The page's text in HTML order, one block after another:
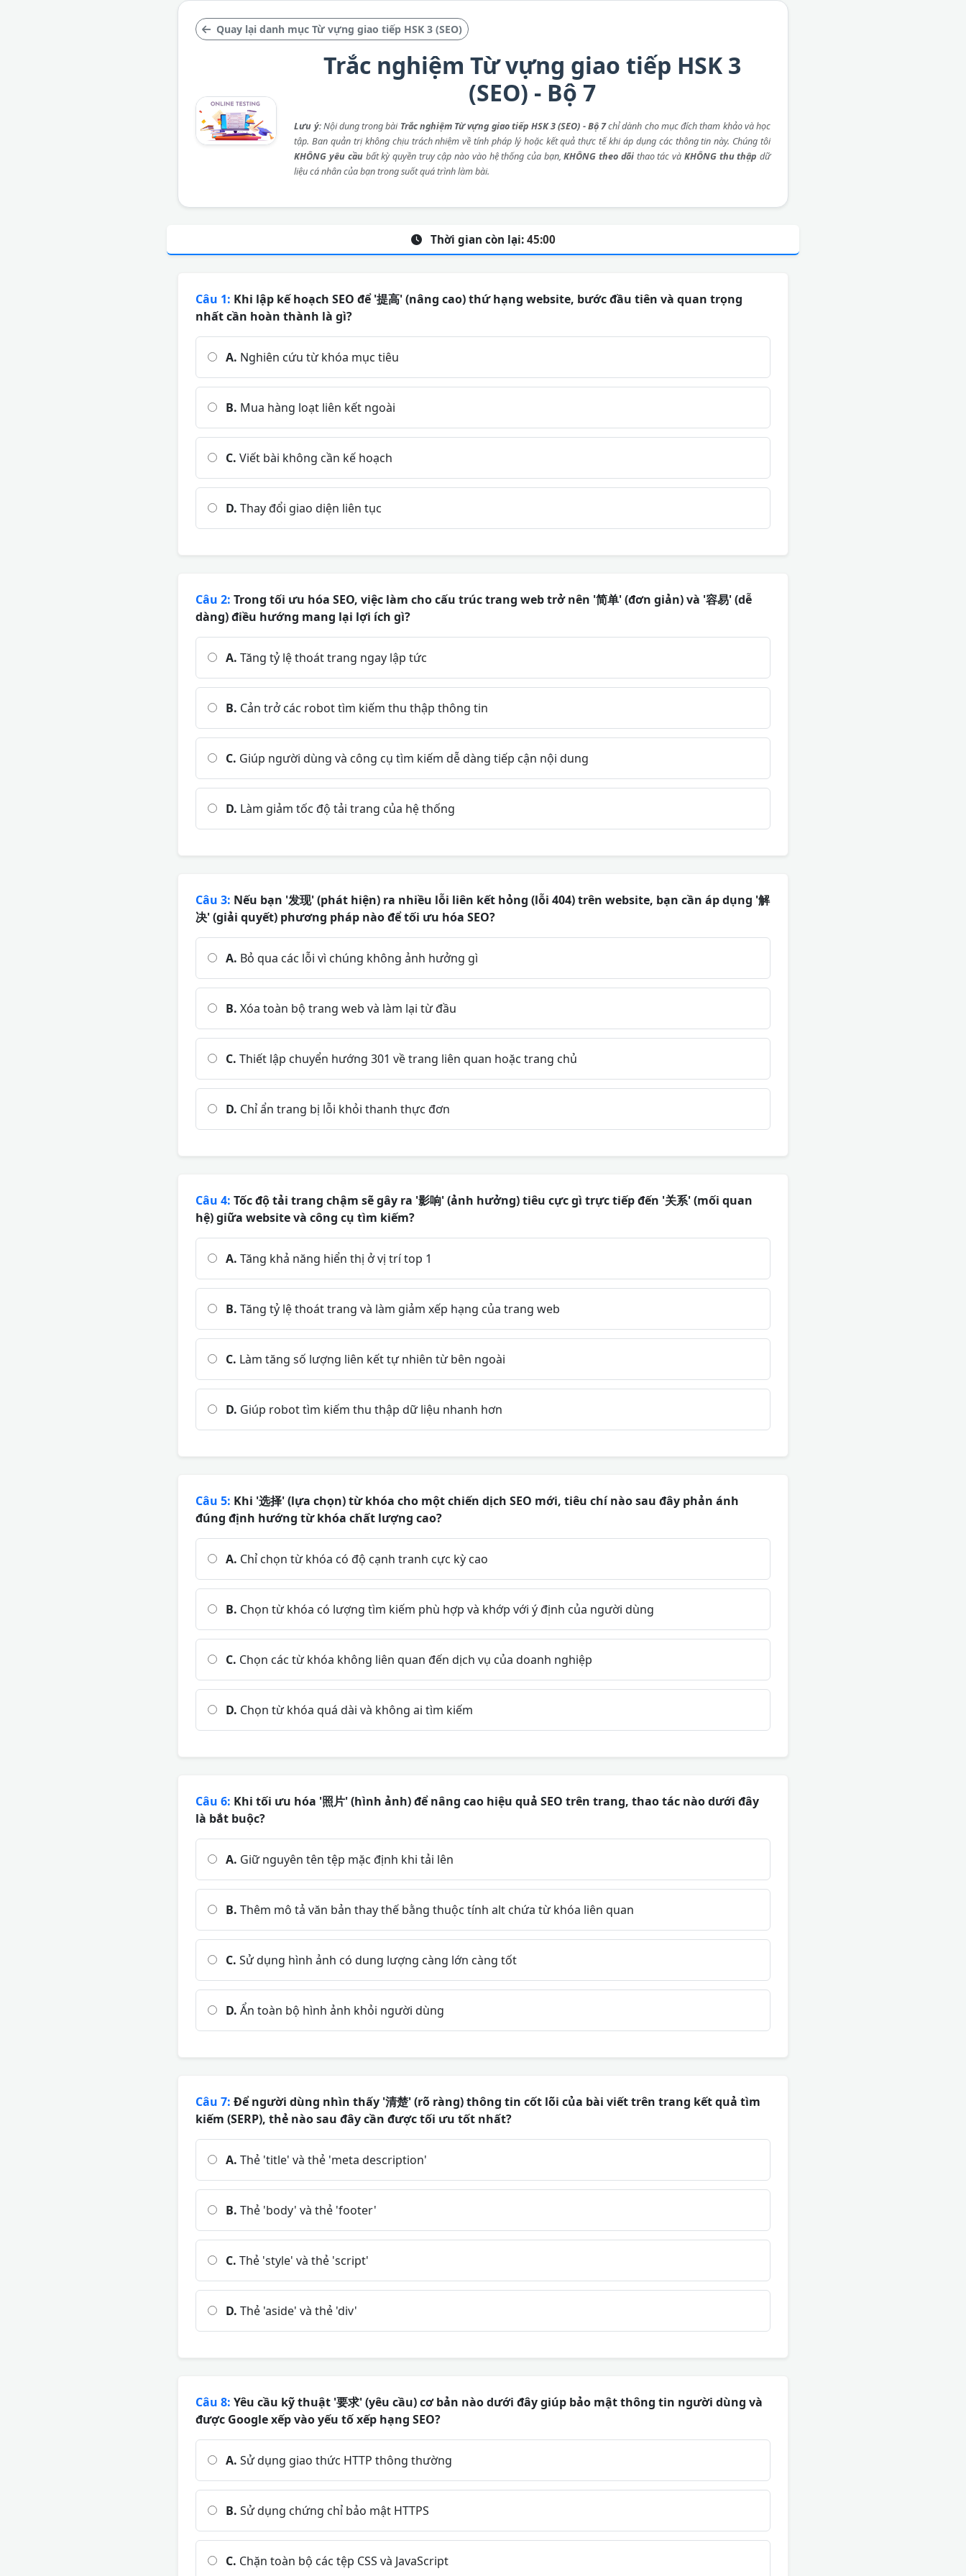
Quay lại danh mục Từ vựng giao tiếp HSK 3 (SEO)
Trắc nghiệm Từ vựng giao tiếp HSK 3
(SEO) - Bộ 7
Lưu ý: Nội dung trong bài Trắc nghiệm Từ vựng giao tiếp HSK 3 (SEO) - Bộ 7chỉ dành cho mục đích tham khảo và học
tập. Ban quản trị không chịu trách nhiệm về tính pháp lý hoặc kết quả thực tế khi áp dụng các thông tin này. Chúng tôi
KHÔNG yêu cầubất kỳ quyền truy cập nào vào hệ thống của bạn,KHÔNG theo dõithao tác và KHÔNG thu thập dữ
liệu cá nhân của bạn trong suốt quá trình làm bài.
Thời gian còn lại: 45:00
Câu 1: Khi lập kế hoạch SEO để '提高' (nâng cao) thứ hạng website, bước đầu tiên và quan trọng
nhất cần hoàn thành là gì?
A. Nghiên cứu từ khóa mục tiêu
B. Mua hàng loạt liên kết ngoài
C. Viết bài không cần kế hoạch
D. Thay đổi giao diện liên tục
Câu 2: Trong tối ưu hóa SEO, việc làm cho cấu trúc trang web trở nên '简单' (đơn giản) và '容易' (dễ
dàng) điều hướng mang lại lợi ích gì?
A. Tăng tỷ lệ thoát trang ngay lập tức
B. Cản trở các robot tìm kiếm thu thập thông tin
C. Giúp người dùng và công cụ tìm kiếm dễ dàng tiếp cận nội dung
D. Làm giảm tốc độ tải trang của hệ thống
Câu 3: Nếu bạn '发现' (phát hiện) ra nhiều lỗi liên kết hỏng (lỗi 404) trên website, bạn cần áp dụng '解
决' (giải quyết) phương pháp nào để tối ưu hóa SEO?
A. Bỏ qua các lỗi vì chúng không ảnh hưởng gì
B. Xóa toàn bộ trang web và làm lại từ đầu
C. Thiết lập chuyển hướng 301 về trang liên quan hoặc trang chủ
D. Chỉ ẩn trang bị lỗi khỏi thanh thực đơn
Câu 4: Tốc độ tải trang chậm sẽ gây ra '影响' (ảnh hưởng) tiêu cực gì trực tiếp đến '关系' (mối quan
hệ) giữa website và công cụ tìm kiếm?
A. Tăng khả năng hiển thị ở vị trí top 1
B. Tăng tỷ lệ thoát trang và làm giảm xếp hạng của trang web
C. Làm tăng số lượng liên kết tự nhiên từ bên ngoài
D. Giúp robot tìm kiếm thu thập dữ liệu nhanh hơn
Câu 5: Khi '选择' (lựa chọn) từ khóa cho một chiến dịch SEO mới, tiêu chí nào sau đây phản ánh
đúng định hướng từ khóa chất lượng cao?
A. Chỉ chọn từ khóa có độ cạnh tranh cực kỳ cao
B. Chọn từ khóa có lượng tìm kiếm phù hợp và khớp với ý định của người dùng
C. Chọn các từ khóa không liên quan đến dịch vụ của doanh nghiệp
D. Chọn từ khóa quá dài và không ai tìm kiếm
Câu 6: Khi tối ưu hóa '照片' (hình ảnh) để nâng cao hiệu quả SEO trên trang, thao tác nào dưới đây
là bắt buộc?
A. Giữ nguyên tên tệp mặc định khi tải lên
B. Thêm mô tả văn bản thay thế bằng thuộc tính alt chứa từ khóa liên quan
C. Sử dụng hình ảnh có dung lượng càng lớn càng tốt
D. Ẩn toàn bộ hình ảnh khỏi người dùng
Câu 7: Để người dùng nhìn thấy '清楚' (rõ ràng) thông tin cốt lõi của bài viết trên trang kết quả tìm
kiếm (SERP), thẻ nào sau đây cần được tối ưu tốt nhất?
A. Thẻ 'title' và thẻ 'meta description'
B. Thẻ 'body' và thẻ 'footer'
C. Thẻ 'style' và thẻ 'script'
D. Thẻ 'aside' và thẻ 'div'
Câu 8: Yêu cầu kỹ thuật '要求' (yêu cầu) cơ bản nào dưới đây giúp bảo mật thông tin người dùng và
được Google xếp vào yếu tố xếp hạng SEO?
A. Sử dụng giao thức HTTP thông thường
B. Sử dụng chứng chỉ bảo mật HTTPS
C. Chặn toàn bộ các tệp CSS và JavaScript